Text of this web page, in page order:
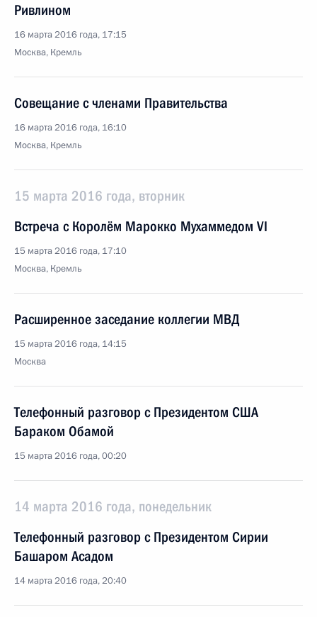
Ривлином
16 марта 2016 года, 17:15
Москва, Кремль
Совещание с членами Правительства
16 марта 2016 года, 16:10
Москва, Кремль
15 марта 2016 года, вторник
Встреча с Королём Марокко Мухаммедом VI
15 марта 2016 года, 17:10
Москва, Кремль
Расширенное заседание коллегии МВД
15 марта 2016 года, 14:15
Москва
Телефонный разговор с Президентом США
Бараком Обамой
15 марта 2016 года, 00:20
14 марта 2016 года, понедельник
Телефонный разговор с Президентом Сирии
Башаром Асадом
14 марта 2016 года, 20:40